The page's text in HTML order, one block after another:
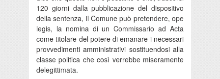
120 giorni dalla pubblicazione del dispositivo
della sentenza, il Comune può pretendere, ope
legis, la nomina di un Commissario ad Acta
come titolare del potere di emanare i necessari
provvedimenti amministrativi sostituendosi alla
classe politica che così verrebbe miseramente
delegittimata.